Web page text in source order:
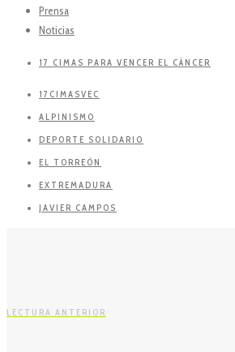
Prensa
Noticias
17 CIMAS PARA VENCER EL CÁNCER
17CIMASVEC
ALPINISMO
DEPORTE SOLIDARIO
EL TORREÓN
EXTREMADURA
JAVIER CAMPOS
LECTURA ANTERIOR